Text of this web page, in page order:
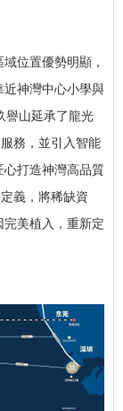
位置優勢明顯，
近神灣中心小學與
譽山延承了龍光
務，並引入智能
心打造神灣高品質
義，將稀缺資
美植入，重新定